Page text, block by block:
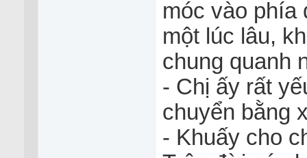
móc vào phía
một lúc lâu,
chung quanh
- Chị ấy rất
chuyển bằng
- Khuấy cho